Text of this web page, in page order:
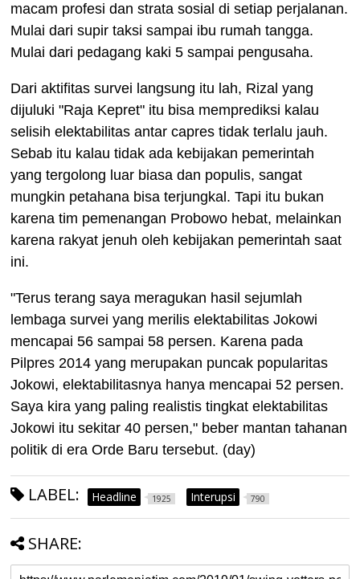
macam profesi dan strata sosial di setiap perjalanan.
Mulai dari supir taksi sampai ibu rumah tangga.
Mulai dari pedagang kaki 5 sampai pengusaha.
Dari aktifitas survei langsung itu lah, Rizal yang
dijuluki "Raja Kepret" itu bisa memprediksi kalau
selisih elektabilitas antar capres tidak terlalu jauh.
Sebab itu kalau tidak ada kebijakan pemerintah
yang tergolong luar biasa dan populis, sangat
mungkin petahana bisa terjungkal. Tapi itu bukan
karena tim pemenangan Probowo hebat, melainkan
karena rakyat jenuh oleh kebijakan pemerintah saat
ini.
"Terus terang saya meragukan hasil sejumlah
lembaga survei yang merilis elektabilitas Jokowi
mencapai 56 sampai 58 persen. Karena pada
Pilpres 2014 yang merupakan puncak popularitas
Jokowi, elektabilitasnya hanya mencapai 52 persen.
Saya kira yang paling realistis tingkat elektabilitas
Jokowi itu sekitar 40 persen," beber mantan tahanan
politik di era Orde Baru tersebut. (day)
LABEL: Headline 1925 Interupsi 790
SHARE: